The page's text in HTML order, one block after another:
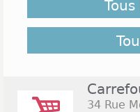
pour retrouver
Commerces.com :
34 Rue